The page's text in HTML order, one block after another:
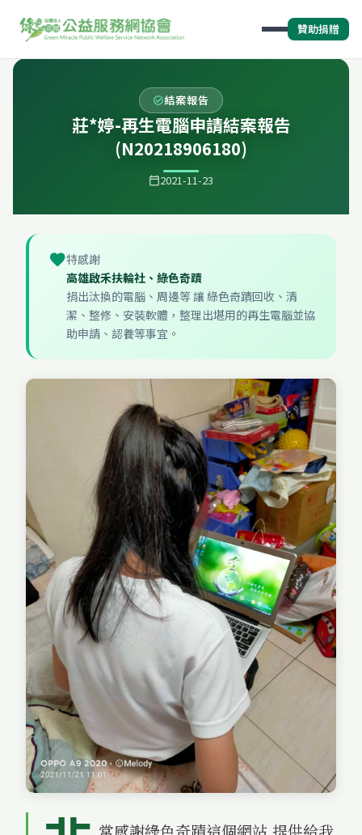
贊助捐贈
task_alt結案報告
莊*婷-再生電腦申請結案報告
(N20218906180)
calendar_today2021-11-23
favorite特感謝
高雄啟禾扶輪社、綠色奇蹟
捐出汰換的電腦、周邊等 讓 綠色奇蹟回收、清
潔、整修、安裝軟體，整理出堪用的再生電腦並協
助申請、認養等事宜。
常感謝綠色奇蹟這個網站,提供給我